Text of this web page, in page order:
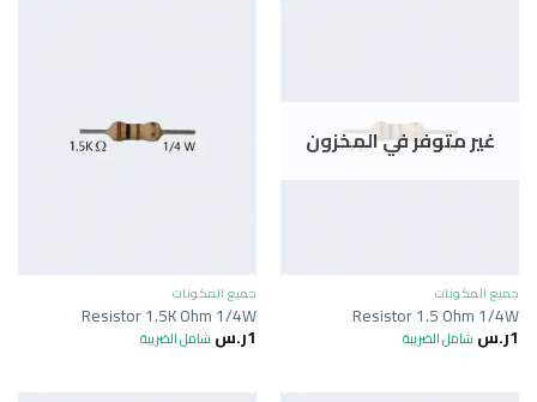
غير متوفر في المخزون
جميع المكونات
Resistor 1.5 Ohm 1/4W
1ر.س شامل الضريبة
جميع المكونات
Resistor 1.5K Ohm 1/4W
1ر.س شامل الضريبة